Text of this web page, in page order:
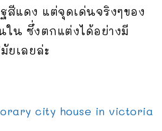
สีแดง แต่จุดเด่นจริงๆของ
น ซึ่งตกแต่งได้อย่างมี
เลยล่ะ